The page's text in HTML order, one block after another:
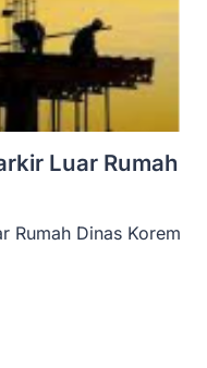
Luar Rumah
Rumah Dinas Korem